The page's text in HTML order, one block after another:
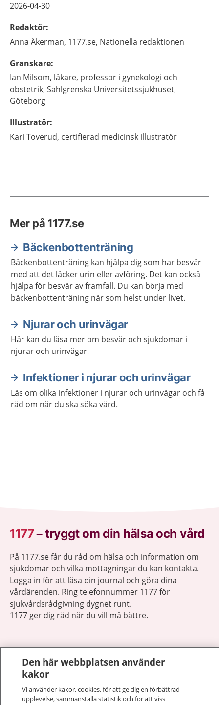
2026-04-30
Redaktör:
Anna Åkerman, 1177.se, Nationella redaktionen
Granskare:
Ian Milsom, läkare, professor i gynekologi och
obstetrik, Sahlgrenska Universitetssjukhuset,
Göteborg
Illustratör:
Kari Toverud, certifierad medicinsk illustratör
Mer på 1177.se
Bäckenbottenträning
Bäckenbottenträning kan hjälpa dig som har besvär
med att det läcker urin eller avföring. Det kan också
hjälpa för besvär av framfall. Du kan börja med
bäckenbottenträning när som helst under livet.
Njurar och urinvägar
Här kan du läsa mer om besvär och sjukdomar i
njurar och urinvägar.
Infektioner i njurar och urinvägar
Läs om olika infektioner i njurar och urinvägar och få
råd om när du ska söka vård.
1177–tryggt om din hälsa och vård
På 1177.se får du råd om hälsa och information om
sjukdomar och vilka mottagningar du kan kontakta.
Logga in för att läsa din journal och göra dina
vårdärenden. Ring telefonnummer 1177 för
sjukvårdsrådgivning dygnet runt.
1177 ger dig råd när du vill må bättre.
Den här webbplatsen använder
kakor
Vi använder kakor, cookies, för att ge dig en förbättrad
upplevelse, sammanställa statistik och för att viss